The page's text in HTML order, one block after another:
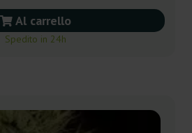
Al carrello
Spedito in 24h